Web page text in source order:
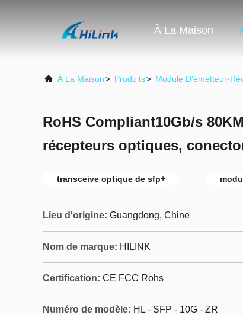
À La Maison
À La Maison> Produits> Module D'émetteur-
RoHS Compliant10Gb/s
récepteurs optiques,
transceive optique de sfp+
Lieu d'origine: Guangdong, Chine
Nom de marque: HILINK
Certification: CE FCC Rohs
Numéro de modèle: HL - SFP - 10G - ZR